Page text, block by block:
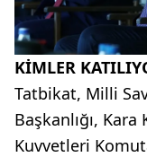
KİMLER
Tatbikat, Milli
Başkanlığı,
Kuvvetleri